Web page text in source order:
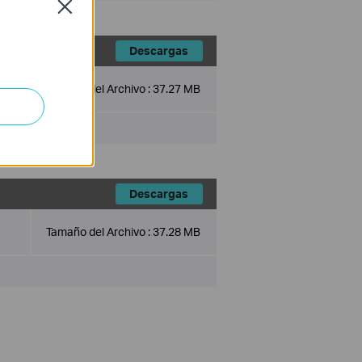
Descargas
Tamaño del Archivo :37.27 MB
Descargas
Tamaño del Archivo :37.28 MB
Close